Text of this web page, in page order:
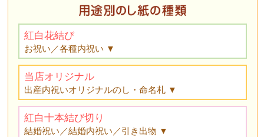
紅白花結び
お祝い／各種内祝い ▼
当店オリジナル
出産内祝いオリジナルのし・命名札 ▼
紅白十本結び切り
結婚祝い／結婚内祝い／引き出物 ▼